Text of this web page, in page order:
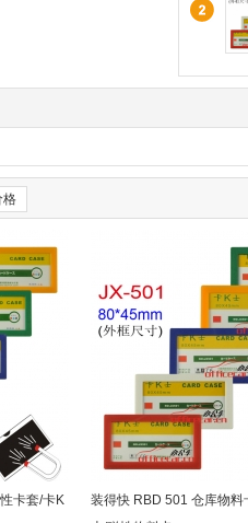
格
卡套/卡K
装得快 RBD 501 仓库物料